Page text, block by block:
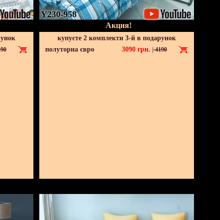
Y230-958
Акция!
купуєте 2 комплекти 3-й в подарунок
полуторна євро
3090 грн. |4190